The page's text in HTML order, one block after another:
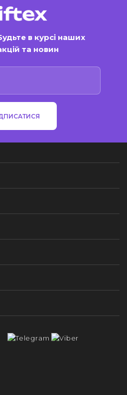
в курсі наших
та новин